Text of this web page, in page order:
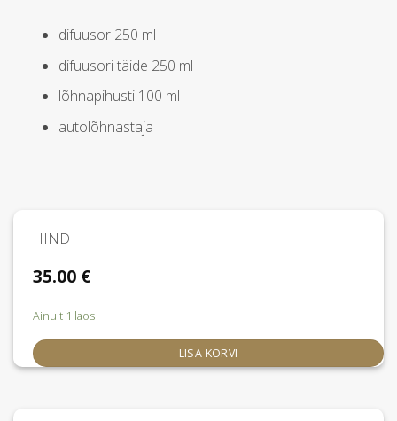
difuusor 250 ml
difuusori täide 250 ml
lõhnapihusti 100 ml
autolõhnastaja
HIND
35.00 €
Ainult 1 laos
LISA KORVI